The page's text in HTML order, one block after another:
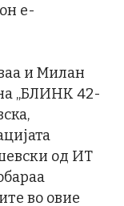
е-
и Милан
„БЛИНК 42-
од ИТ
во овие